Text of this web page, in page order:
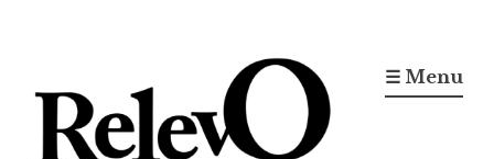
conteúdo
☰ Menu